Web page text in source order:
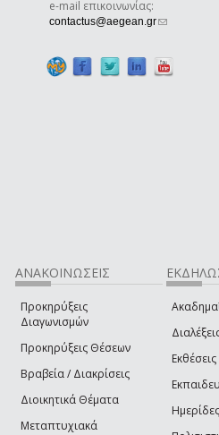
e-mail επικοινωνίας:
contactus@aegean.gr(link sends
ΑΝΑΚΟΙΝΩΣΕΙΣ
Προκηρύξεις
Διαγωνισμών
Προκηρύξεις Θέσεων
Βραβεία / Διακρίσεις
Διοικητικά Θέματα
Μεταπτυχιακά
Εκθέσεις
Ημερίδες